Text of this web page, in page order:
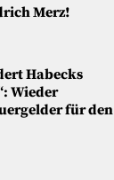
Merz!
Habecks
Wieder
für den